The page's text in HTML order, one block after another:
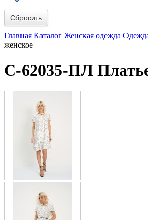
Сбросить
Главная Каталог Женская одежда
женское
С-62035-ПЛ